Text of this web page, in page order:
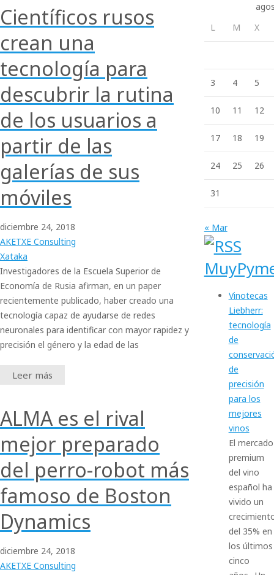
Científicos rusos
crean una
tecnología para
descubrir la rutina
de los usuarios a
partir de las
galerías de sus
móviles
diciembre 24, 2018
AKETXE Consulting
Xataka
Investigadores de la Escuela Superior de
Economía de Rusia afirman, en un paper
recientemente publicado, haber creado una
tecnología capaz de ayudarse de redes
neuronales para identificar con mayor rapidez y
precisión el género y la edad de las
Leer más
ALMA es el rival
mejor preparado
del perro-robot más
famoso de Boston
Dynamics
diciembre 24, 2018
AKETXE Consulting
L
M X
3 4 5
10 11 12
17 18 19
24 25 26
31
« Mar
Vinotecas
Liebherr:
tecnología
de
de
precisión
para los
mejores
vinos
El mercado
premium
del vino
español ha
vivido un
del 35% en
los últimos
cinco